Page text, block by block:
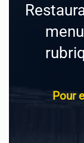
Pour